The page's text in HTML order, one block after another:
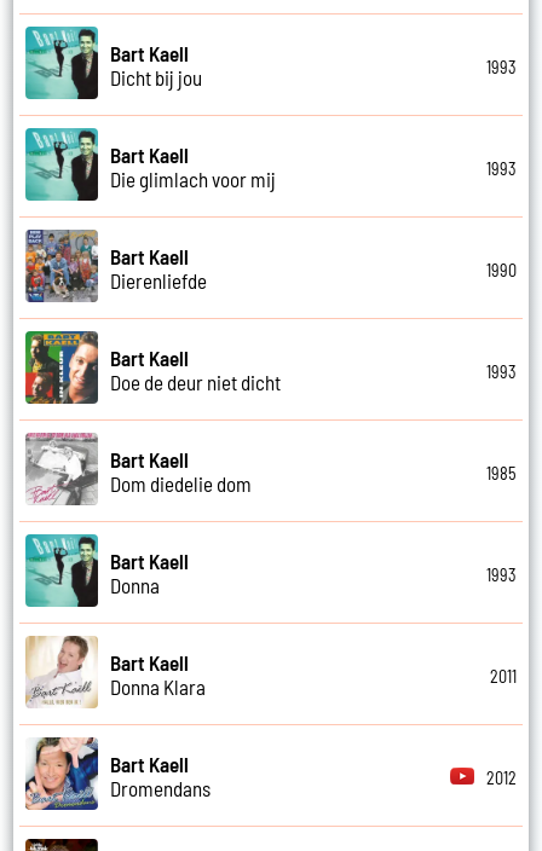
Bart Kaell
Dicht bij jou
1993
Bart Kaell
Die glimlach voor mij
1993
Bart Kaell
Dierenliefde
1990
Bart Kaell
Doe de deur niet dicht
1993
Bart Kaell
Dom diedelie dom
1985
Bart Kaell
Donna
1993
Bart Kaell
Donna Klara
2011
Bart Kaell
Dromendans
2012